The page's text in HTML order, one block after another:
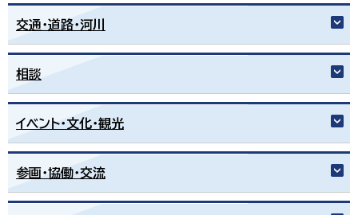
交通・道路・河川
相談
イベント・文化・観光
参画・協働・交流